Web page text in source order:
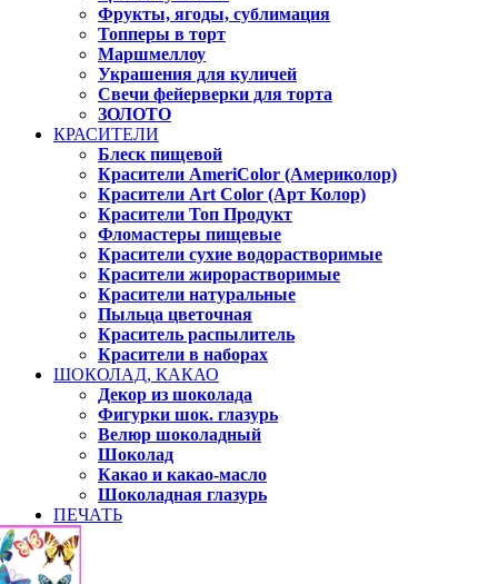
Фрукты, ягоды, сублимация
Топперы в торт
Маршмеллоу
Украшения для куличей
Свечи фейерверки для торта
ЗОЛОТО
КРАСИТЕЛИ
Блеск пищевой
Красители AmeriColor (Америколор)
Красители Art Color (Арт Колор)
Красители Топ Продукт
Фломастеры пищевые
Красители сухие водорастворимые
Красители жирорастворимые
Красители натуральные
Пыльца цветочная
Краситель распылитель
Красители в наборах
ШОКОЛАД, КАКАО
Декор из шоколада
Фигурки шок. глазурь
Велюр шоколадный
Шоколад
Какао и какао-масло
Шоколадная глазурь
ПЕЧАТЬ